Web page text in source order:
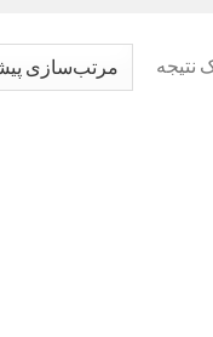
نتیجه